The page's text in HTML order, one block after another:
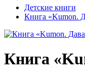
Детские книги
Книга «Kumon.
Книга